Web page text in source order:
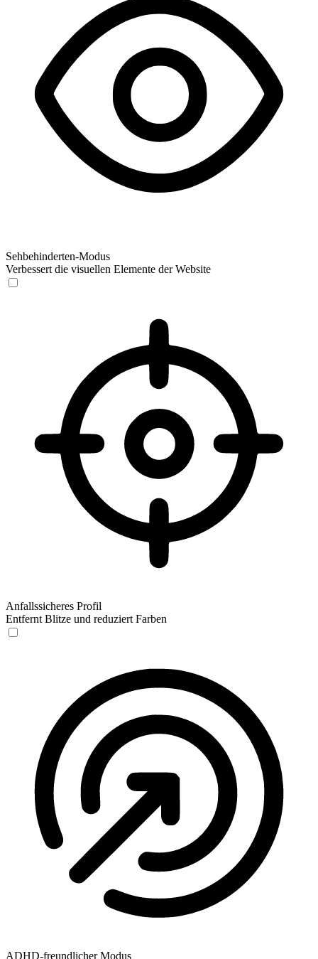
Sehbehinderten-Modus
Verbessert die visuellen Elemente der Website
Anfallssicheres Profil
Entfernt Blitze und reduziert Farben
ADHD-freundlicher Modus